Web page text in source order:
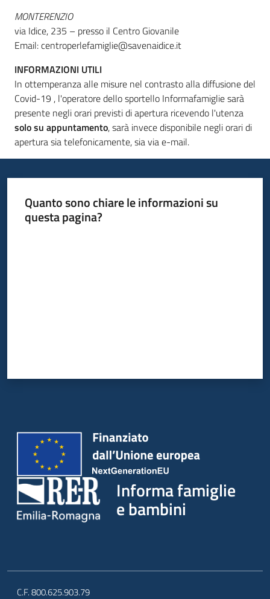
MONTERENZIO
via Idice, 235 – presso il Centro Giovanile
Email: centroperlefamiglie@savenaidice.it
INFORMAZIONI UTILI
In ottemperanza alle misure nel contrasto alla diffusione del
Covid-19 , l'operatore dello sportello Informafamiglie sarà
presente negli orari previsti di apertura ricevendo l'utenza
solo su appuntamento, sarà invece disponibile negli orari di
apertura sia telefonicamente, sia via e-mail.
Quanto sono chiare le informazioni su
questa pagina?
Informa famiglie
e bambini
C.F. 800.625.903.79